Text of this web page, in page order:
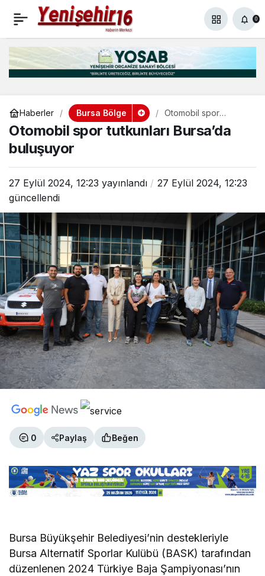
0
Haberler Bursa Bölge
Otomobil spor
buluşuyor
Otomobil spor tutkunları Bursa’da
buluşuyor
27 Eylül 2024, 12:23 yayınlandı
27 Eylül 2024, 12:23
güncellendi
0 Paylaş Beğen
Bursa Büyükşehir Belediyesi’nin destekleriyle
Bursa Alternatif Sporlar Kulübü (BASK) tarafından
düzenlenen 2024 Türkiye Baja Şampiyonası’nın
Başkan Aydın TOBB
Başkanı Hisarcıklıoğlu ile
bir araya geldi
0 Paylaş